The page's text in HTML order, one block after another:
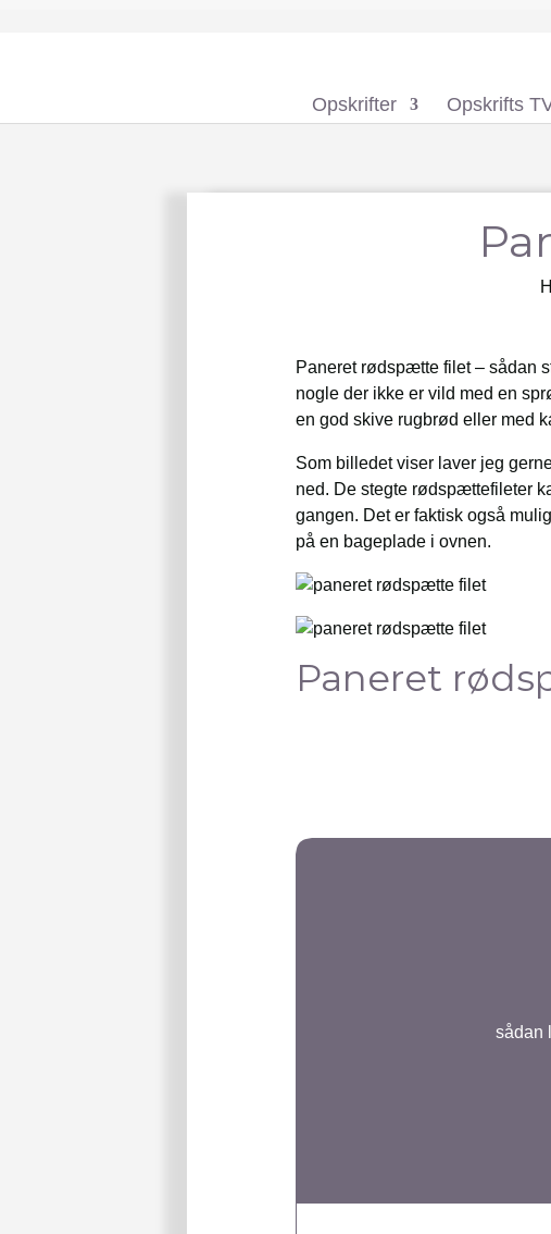
Opskrifter Opskrifts
Paneret rødspætte filet – sådan
nogle der ikke er vild med en
en god skive rugbrød eller med
Som billedet viser laver jeg
ned. De stegte rødspættefileter
gangen. Det er faktisk også
på en bageplade i ovnen.
Paneret
sådan